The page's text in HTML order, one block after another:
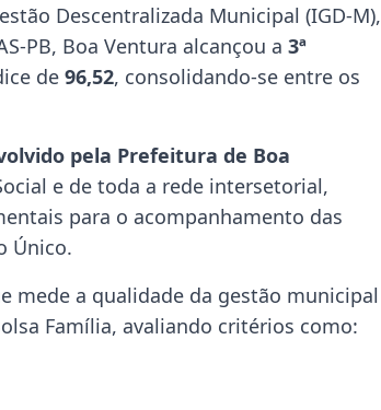
Descentralizada Municipal (IGD-M),
PB, Boa Ventura alcançou a 3ª
de 96,52, consolidando-se entre os
pela Prefeitura de Boa
e de toda a rede intersetorial,
para o acompanhamento das
Único.
mede a qualidade da gestão municipal
Família, avaliando critérios como: